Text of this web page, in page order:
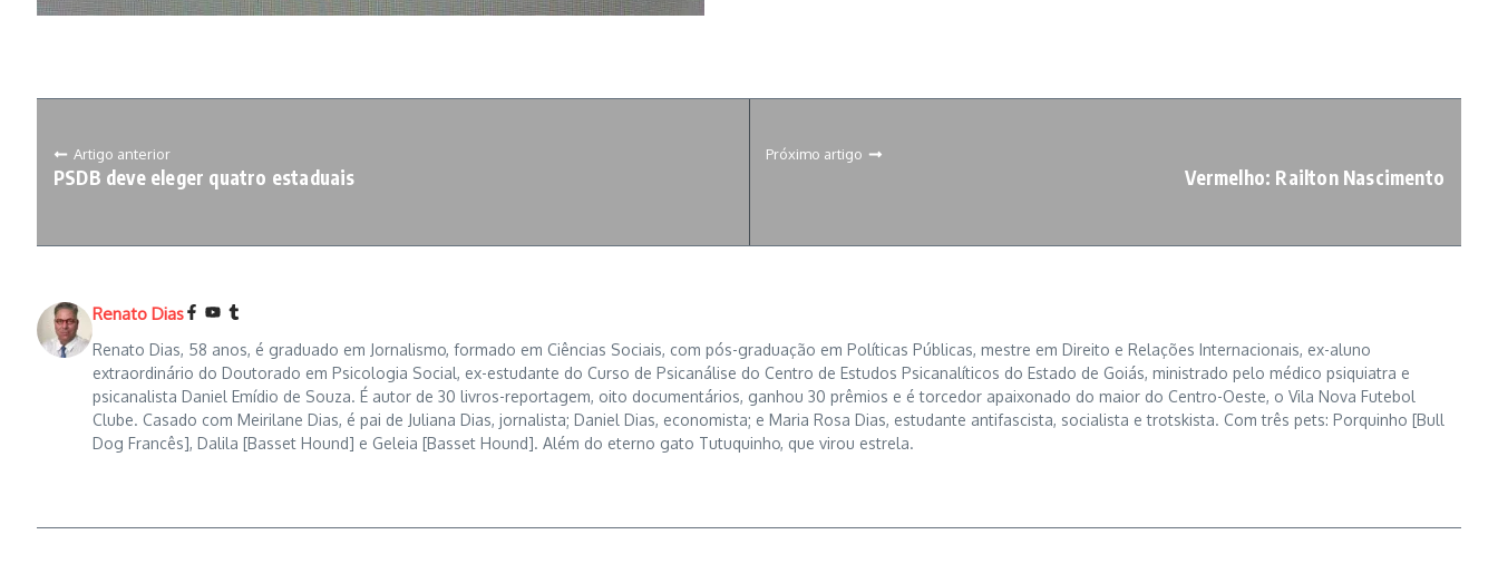
Artigo anterior
PSDB deve eleger quatro estaduais
Próximo artigo
Vermelho: Railton Nascimento
Renato Dias
Renato Dias, 58 anos, é graduado em Jornalismo, formado em Ciências Sociais, com pós-graduação em Políticas Públicas, mestre em Direito e Relações Internacionais, ex-aluno
extraordinário do Doutorado em Psicologia Social, ex-estudante do Curso de Psicanálise do Centro de Estudos Psicanalíticos do Estado de Goiás, ministrado pelo médico psiquiatra e
psicanalista Daniel Emídio de Souza. É autor de 30 livros-reportagem, oito documentários, ganhou 30 prêmios e é torcedor apaixonado do maior do Centro-Oeste, o Vila Nova Futebol
Clube. Casado com Meirilane Dias, é pai de Juliana Dias, jornalista; Daniel Dias, economista; e Maria Rosa Dias, estudante antifascista, socialista e trotskista. Com três pets: Porquinho [Bull
Dog Francês], Dalila [Basset Hound] e Geleia [Basset Hound]. Além do eterno gato Tutuquinho, que virou estrela.